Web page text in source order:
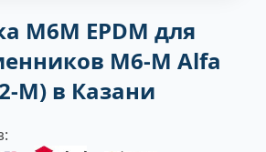
M6M EPDM для
M6-M Alfa
M) в Казани